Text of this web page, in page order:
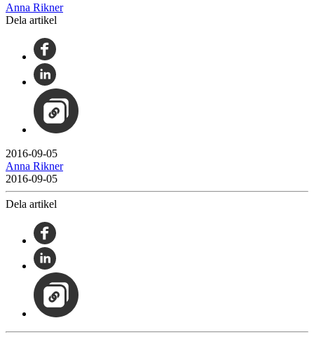
Anna Rikner
Dela artikel
2016-09-05
Anna Rikner
2016-09-05
Dela artikel